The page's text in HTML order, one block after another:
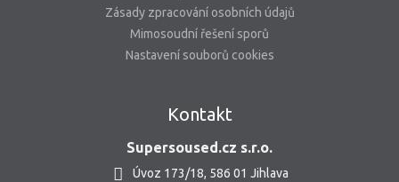
Zásady zpracování osobních údajů
Mimosoudní řešení sporů
Nastavení souborů cookies
Kontakt
Supersoused.cz s.r.o.
Úvoz 173/18, 586 01 Jihlava